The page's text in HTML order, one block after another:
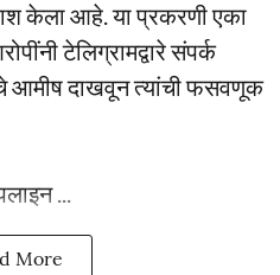
केला आहे. या प्रकरणी एका
टेलिग्रामद्वारे संपर्क
आमीष दाखवून त्यांची फसवणूक
...
More